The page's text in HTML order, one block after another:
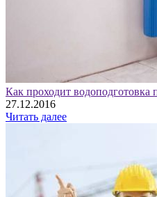
Как проходит водоподготовка
27.12.2016
Читать далее